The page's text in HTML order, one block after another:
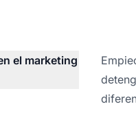
el marketing